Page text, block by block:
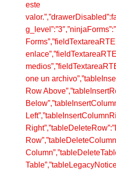
este
one un
Row